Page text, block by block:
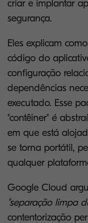
criar e implantar
segurança.
Eles explicam
código do
configuração
dependências
executado. Esse
"contêiner" é
em que está
se torna portátil,
qualquer
Google Cloud
"separação limpa
contentorização